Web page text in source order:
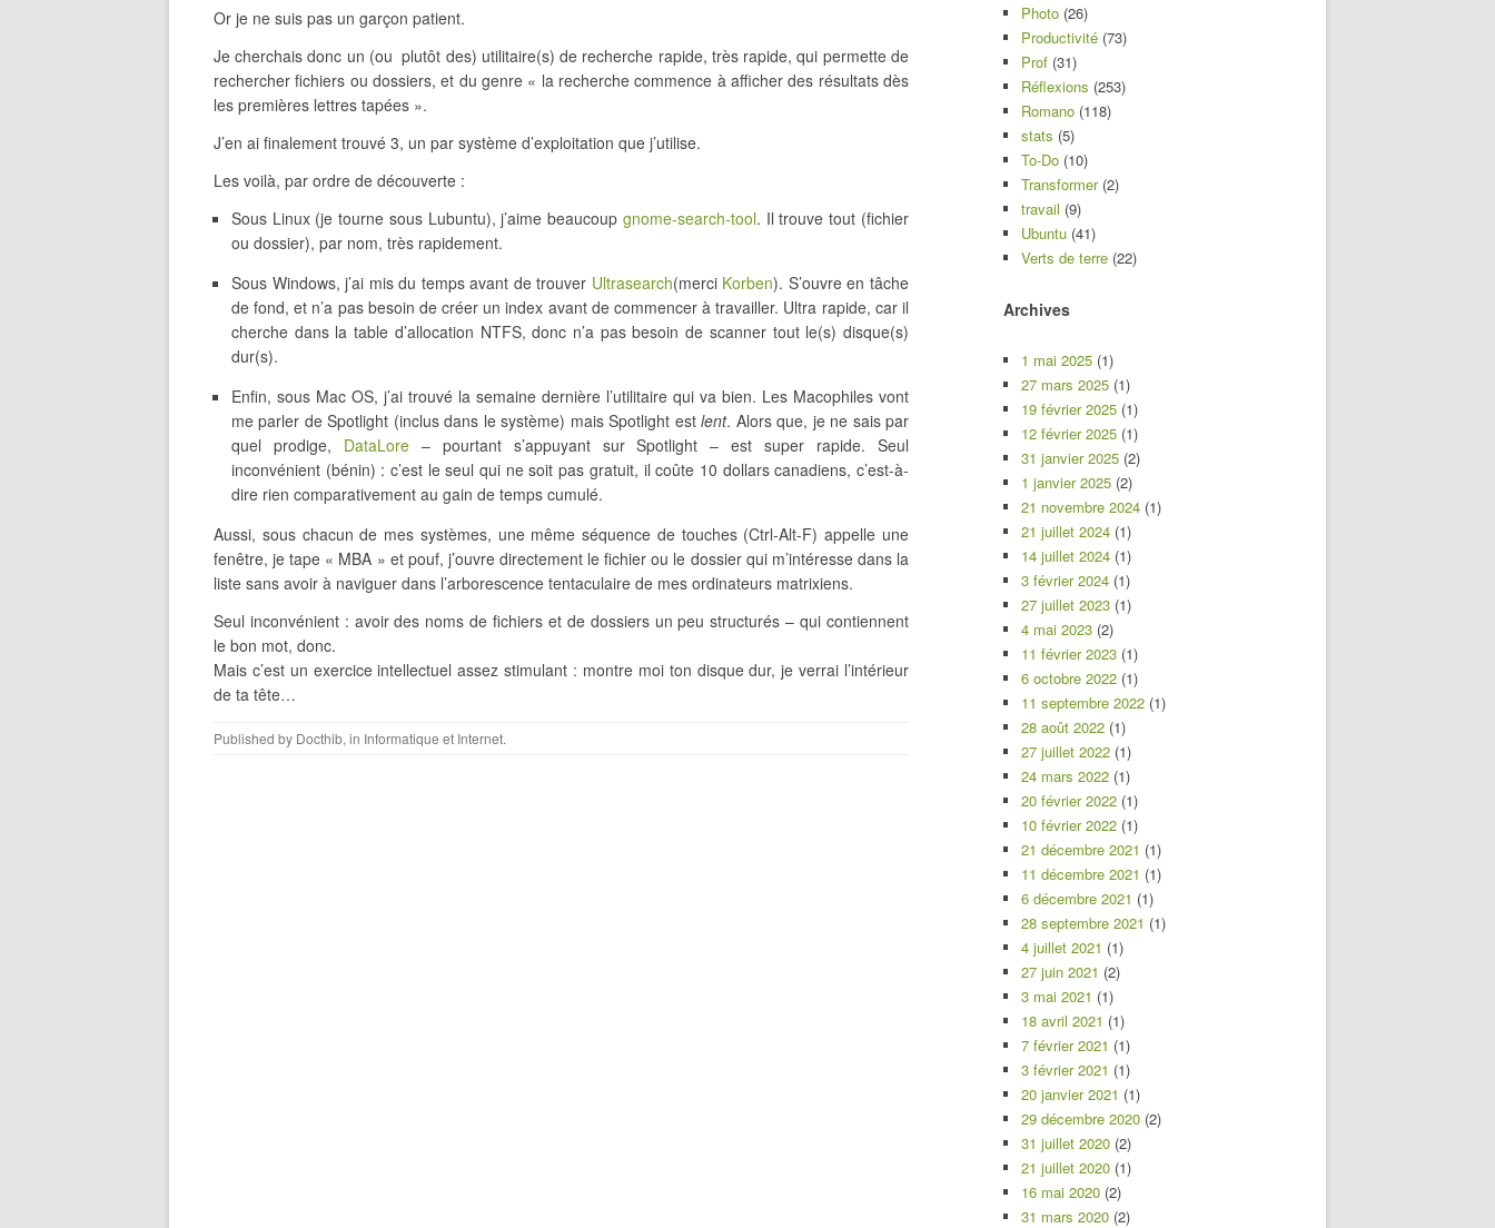
Or je ne suis pas un garçon patient.
Je cherchais donc un (ou plutôt des) utilitaire(s) de recherche rapide, très rapide, qui permette de
rechercher fichiers ou dossiers, et du genre « la recherche commence à afficher des résultats dès
les premières lettres tapées ».
J’en ai finalement trouvé 3, un par système d’exploitation que j’utilise.
Les voilà, par ordre de découverte :
Sous Linux (je tourne sous Lubuntu), j’aime beaucoup gnome-search-tool. Il trouve tout (fichier
ou dossier), par nom, très rapidement.
Sous Windows, j’ai mis du temps avant de trouver Ultrasearch(merci Korben). S’ouvre en tâche
de fond, et n’a pas besoin de créer un index avant de commencer à travailler. Ultra rapide, car il
cherche dans la table d’allocation NTFS, donc n’a pas besoin de scanner tout le(s) disque(s)
dur(s).
Enfin, sous Mac OS, j’ai trouvé la semaine dernière l’utilitaire qui va bien. Les Macophiles vont
me parler de Spotlight (inclus dans le système) mais Spotlight estlent. Alors que, je ne sais par
quel prodige, DataLore– pourtant s’appuyant sur Spotlight – est super rapide. Seul
inconvénient (bénin) : c’est le seul qui ne soit pas gratuit, il coûte 10 dollars canadiens, c’est-à-
dire rien comparativement au gain de temps cumulé.
Aussi, sous chacun de mes systèmes, une même séquence de touches (Ctrl-Alt-F) appelle une
fenêtre, je tape « MBA » et pouf, j’ouvre directement le fichier ou le dossier qui m’intéresse dans la
liste sans avoir à naviguer dans l’arborescence tentaculaire de mes ordinateurs matrixiens.
Seul inconvénient : avoir des noms de fichiers et de dossiers un peu structurés – qui contiennent
le bon mot, donc.
Mais c’est un exercice intellectuel assez stimulant : montre moi ton disque dur, je verrai l’intérieur
de ta tête…
Published by Docthib, in Informatique et Internet.
Photo (26)
Productivité (73)
Prof (31)
Réflexions (253)
Romano (118)
stats (5)
To-Do (10)
Transformer(2)
travail (9)
Ubuntu (41)
Verts de terre (22)
Archives
1 mai 2025 (1)
27 mars 2025 (1)
19 février 2025 (1)
12 février 2025 (1)
31 janvier 2025 (2)
1 janvier 2025 (2)
21 novembre 2024 (1)
21 juillet 2024 (1)
14 juillet 2024 (1)
3 février 2024 (1)
27 juillet 2023 (1)
4 mai 2023 (2)
11 février 2023 (1)
6 octobre 2022 (1)
11 septembre 2022 (1)
28 août 2022 (1)
27 juillet 2022 (1)
24 mars 2022 (1)
20 février 2022 (1)
10 février 2022 (1)
21 décembre 2021 (1)
11 décembre 2021 (1)
6 décembre 2021 (1)
28 septembre 2021 (1)
4 juillet 2021 (1)
27 juin 2021 (2)
3 mai 2021 (1)
18 avril 2021 (1)
7 février 2021 (1)
3 février 2021 (1)
20 janvier 2021 (1)
29 décembre 2020 (2)
31 juillet 2020 (2)
21 juillet 2020 (1)
16 mai 2020 (2)
31 mars 2020 (2)